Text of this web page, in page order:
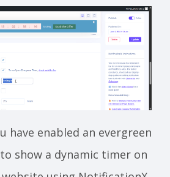
have enabled an evergreen
show a dynamic timer on